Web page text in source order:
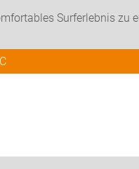
Surferlebnis zu